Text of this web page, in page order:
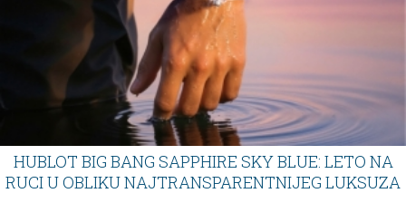
HUBLOT BIG BANG SAPPHIRE SKY BLUE: LETO NA
RUCI U OBLIKU NAJTRANSPARENTNIJEG LUKSUZA